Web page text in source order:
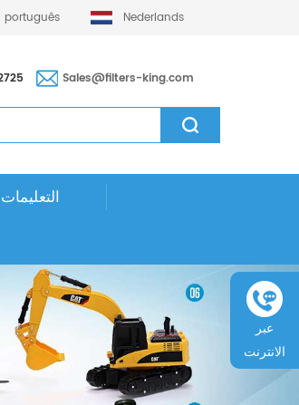
português Nederlands
Sales@filters-king.com
التعليمات
عبر
الانترنت